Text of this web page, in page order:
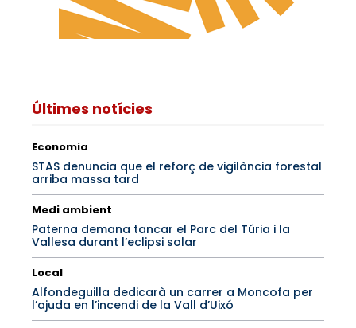
Últimes notícies
Economia
STAS denuncia que el reforç de vigilància forestal
arriba massa tard
Medi ambient
Paterna demana tancar el Parc del Túria i la
Vallesa durant l’eclipsi solar
Local
Alfondeguilla dedicarà un carrer a Moncofa per
l’ajuda en l’incendi de la Vall d’Uixó